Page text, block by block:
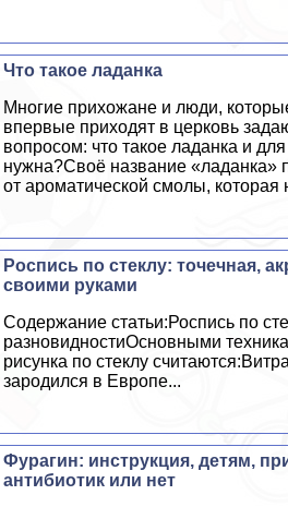
Что такое ладанка
Многие прихожане и люди,
впервые приходят в церковь
вопросом: что такое ладанка и для
нужна?Своё название «ладанка»
от ароматической смолы, которая
Роспись по стеклу: точечная,
своими руками
Содержание статьи:Роспись по
разновидностиОсновными
рисунка по стеклу
зародился в Европе...
Фурагин: инструкция, детям,
антибиотик или нет